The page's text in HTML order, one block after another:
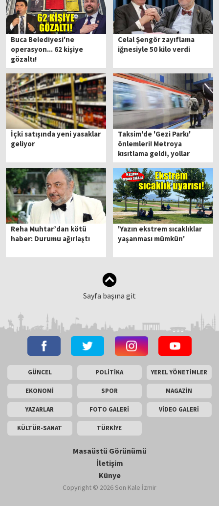
Buca Belediyesi'ne
operasyon... 62 kişiye
gözaltı!
Celal Şengör zayıflama
iğnesiyle 50 kilo verdi
İçki satışında yeni yasaklar
geliyor
Taksim'de 'Gezi Parkı'
önlemleri! Metroya
kısıtlama geldi, yollar
trafiğe kapatıldı…
Reha Muhtar’dan kötü
haber: Durumu ağırlaştı
'Yazın ekstrem sıcaklıklar
yaşanması mümkün'
Sayfa başına git
GÜNCEL POLİTİKA YEREL YÖNETİMLER
EKONOMİ SPOR MAGAZİN
YAZARLAR FOTO GALERİ VİDEO GALERİ
KÜLTÜR-SANAT TÜRKİYE
Masaüstü Görünümü
İletişim
Künye
Copyright © 2026 Son Kale İzmir